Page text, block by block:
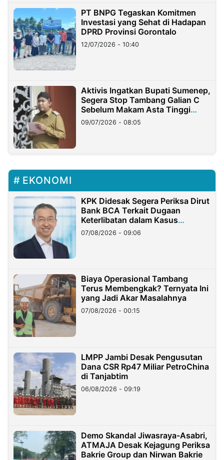
PT BNPG Tegaskan Komitmen
Investasi yang Sehat di Hadapan
DPRD Provinsi Gorontalo
12/07/2026 - 10:40
Aktivis Ingatkan Bupati Sumenep,
Segera Stop Tambang Galian C
Sebelum Makam Asta Tinggi
Longsor
09/07/2026 - 08:05
EKONOMI
KPK Didesak Segera Periksa Dirut
Bank BCA Terkait Dugaan
Keterlibatan dalam Kasus
Hilangnya Dana Nasabah Rp2,58
Miliar
07/08/2026 - 09:06
Biaya Operasional Tambang
Terus Membengkak? Ternyata Ini
yang Jadi Akar Masalahnya
07/08/2026 - 00:15
LMPP Jambi Desak Pengusutan
Dana CSR Rp47 Miliar PetroChina
di Tanjabtim
06/08/2026 - 09:19
Demo Skandal Jiwasraya-Asabri,
ATMAJA Desak Kejagung Periksa
Bakrie Group dan Nirwan Bakrie